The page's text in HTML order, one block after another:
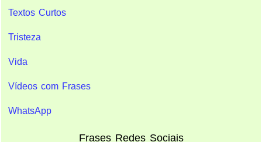
Textos Curtos
Tristeza
Vida
Vídeos com Frases
WhatsApp
Frases Redes Sociais